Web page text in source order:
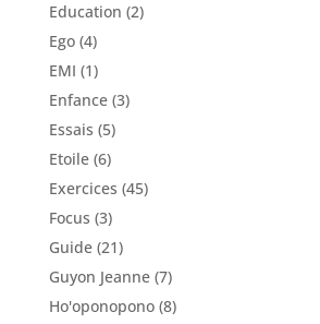
Education (2)
Ego(4)
EMI (1)
Enfance(3)
Essais (5)
Etoile(6)
Exercices (45)
Focus (3)
Guide(21)
Guyon Jeanne(7)
Ho'oponopono(8)